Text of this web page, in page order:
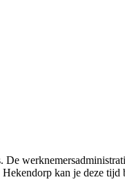
kan je deze